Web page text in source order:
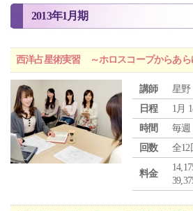
2013年1月期
西洋占星術実習 ～ホロスコープからあ
講師
星
日程
1月
時間
毎週
回数
全12
料金